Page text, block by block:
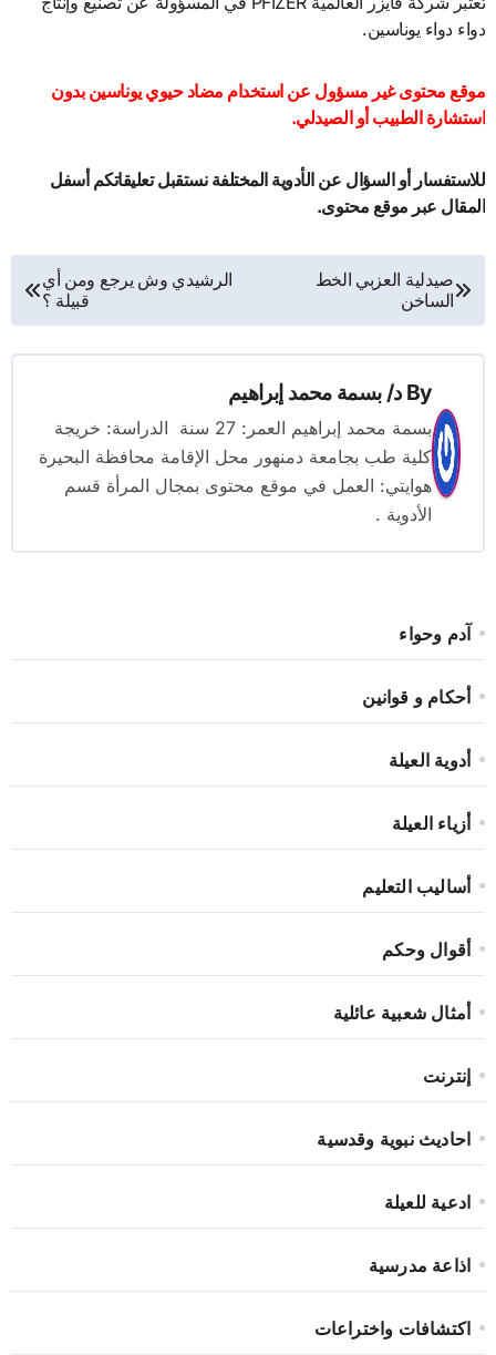
دواء دواء يوناسين.
موقع محتوى غير مسؤول عن استخدام مضاد حيوي يوناسين بدون
استشارة الطبيب أو الصيدلي.
للاستفسار أو السؤال عن الأدوية المختلفة نستقبل تعليقاتكم أسفل
المقال عبر موقع محتوى.
تصفّح
المقالات
صيدلية العزبي الخط
الساخن
الرشيدي وش يرجع ومن أي
قبيلة ؟
By د/ بسمة محمد إبراهيم
بسمة محمد إبراهيم العمر: 27 سنة الدراسة: خريجة
كلية طب بجامعة دمنهور محل الإقامة محافظة البحيرة
هوايتي: العمل في موقع محتوى بمجال المرأة قسم
الأدوية .
آدم وحواء
أحكام و قوانين
أدوية العيلة
أزياء العيلة
أساليب التعليم
أقوال وحكم
أمثال شعبية عائلية
إنترنت
احاديث نبوية وقدسية
ادعية للعيلة
اذاعة مدرسية
اكتشافات واختراعات